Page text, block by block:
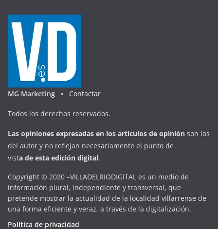
MG Marketing • Contactar
Todos los derechos reservados.
Las opiniones expresadas en los artículos de opinión son las
del autor y no reflejan necesariamente el punto de
vista de esta edición digital.
Copyright © 2020 –VILLADELRIODIGITAL es un medio de
información plural, independiente y transversal, que
pretende mostrar la actualidad de la localidad villarrense de
una forma eficiente y veraz, a través de la digitalización.
Política de privacidad